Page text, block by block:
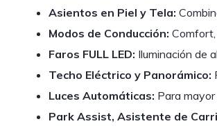
Asientos en Piel y Tela:
Modos de Conducción:
Faros FULL LED: Iluminación de
Techo Eléctrico y Panorámico:
Luces Automáticas: Para
Park Assist, Asistente de